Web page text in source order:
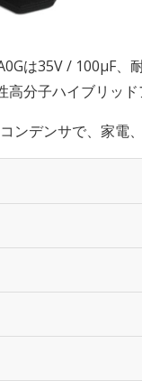
は35V / 100µF、
高分子ハイブリッド
ンデンサで、家電